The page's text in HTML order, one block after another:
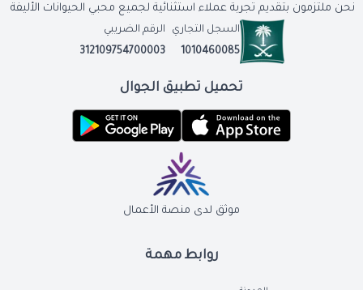
روابط مهمة
نحن ملتزمون بتقديم تجربة عملاء استثنائية لجميع محبي الحيوانات الأليفة
السجل التجاري
1010460085
الرقم الضريبي
312109754700003
تحميل تطبيق الجوال
موثق لدى منصة الأعمال